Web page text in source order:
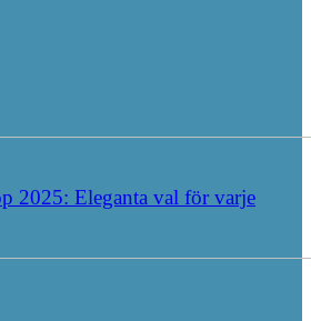
2025: Eleganta val för varje